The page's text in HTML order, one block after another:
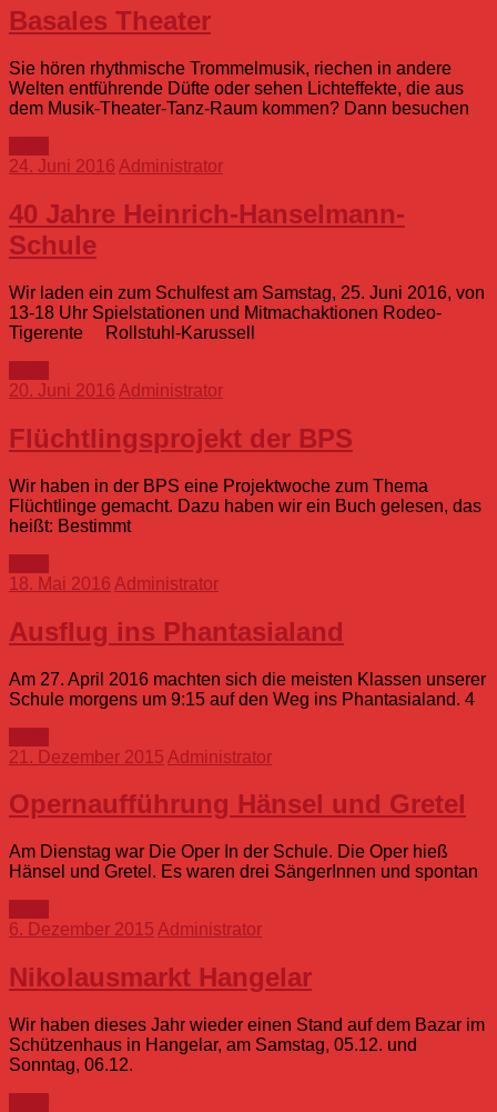
Basales Theater
Sie hören rhythmische Trommelmusik, riechen in andere
Welten entführende Düfte oder sehen Lichteffekte, die aus
dem Musik-Theater-Tanz-Raum kommen? Dann besuchen
24. Juni 2016 Administrator
40 Jahre Heinrich-Hanselmann-
Schule
Wir laden ein zum Schulfest am Samstag, 25. Juni 2016, von
13-18 Uhr Spielstationen und Mitmachaktionen Rodeo-
Tigerente Rollstuhl-Karussell
20. Juni 2016 Administrator
Flüchtlingsprojekt der BPS
Wir haben in der BPS eine Projektwoche zum Thema
Flüchtlinge gemacht. Dazu haben wir ein Buch gelesen, das
heißt: Bestimmt
18. Mai 2016 Administrator
Ausflug ins Phantasialand
Am 27. April 2016 machten sich die meisten Klassen unserer
Schule morgens um 9:15 auf den Weg ins Phantasialand. 4
21. Dezember 2015 Administrator
Opernaufführung Hänsel und Gretel
Am Dienstag war Die Oper In der Schule. Die Oper hieß
Hänsel und Gretel. Es waren drei SängerInnen und spontan
6. Dezember 2015 Administrator
Nikolausmarkt Hangelar
Wir haben dieses Jahr wieder einen Stand auf dem Bazar im
Schützenhaus in Hangelar, am Samstag, 05.12. und
Sonntag, 06.12.